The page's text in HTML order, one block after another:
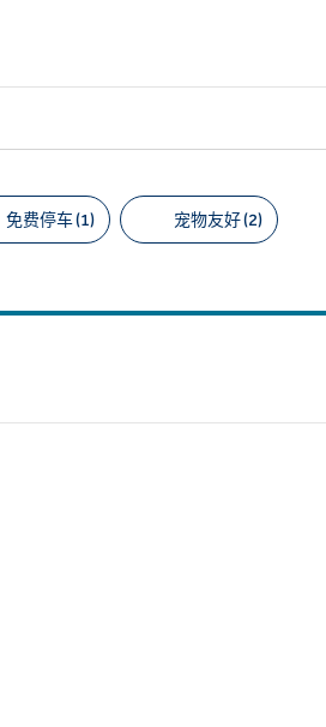
免费停车 (1) 宠物友好 (2)